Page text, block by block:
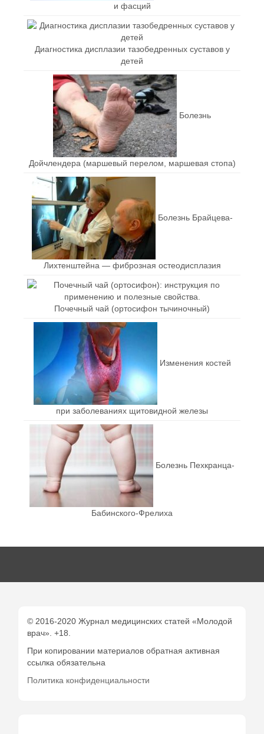
и фасций
Диагностика дисплазии тазобедренных суставов у
детей
Болезнь
Дойчлендера (маршевый перелом, маршевая стопа)
Болезнь Брайцева-
Лихтенштейна — фиброзная остеодисплазия
Почечный чай (ортосифон тычиночный)
Изменения костей
при заболеваниях щитовидной железы
Болезнь Пехкранца-
Бабинского-Фрелиха
© 2016-2020 Журнал медицинских статей «Молодой
врач». +18.
При копировании материалов обратная активная
ссылка обязательна
Политика конфиденциальности